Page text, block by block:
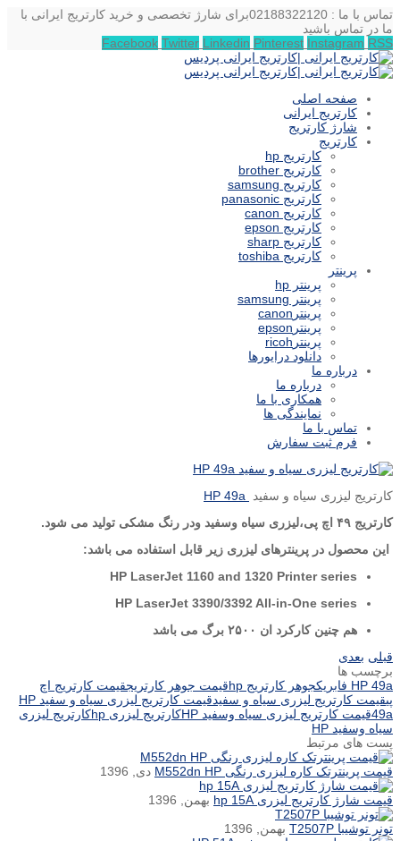
تماس با ما : 02188322120
برای شارژ تخصصی و خرید کارتریج ایرانی با
ما در تماس باشید
Facebook Twitter Linkedin Pinterest Instagram RSS
صفحه اصلی
کارتریج ایرانی
شارژ کارتریج
کارتریج
کارتریج hp
کارتریج brother
کارتریج samsung
کارتریج panasonic
کارتریج canon
کارتریج epson
کارتریج sharp
کارتریج toshiba
پرینتر
پرینتر hp
پرینتر samsung
پرینترcanon
پرینترepson
پرینترricoh
دانلود درایورها
درباره ما
درباره ما
همکاری با ما
نمایندگی ها
تماس با ما
فرم ثبت سفارش
کارتریج لیزری سیاه و سفید
کارتریج ۴۹ اچ پی،لیزری سیاه وسفید ودر رنگ مشکی تولید می شود.
این محصول در پرینترهای لیزری زیر قابل استفاده می باشد:
HP LaserJet 1160 and 1320 Printer series
HP LaserJet 3390/3392 All-in-One series
هم چنین کارکرد ان ۲۵۰۰ برگ می باشد
قبلی بعدی
برچسب ها
HP 49a فابریک
جوهر کارتریج hp قیمت جوهر کارتریجقیمت کارتریج اچ
پیقیمت کارتریج لیزری سیاه و سفید
قیمت کارتریج لیزری سیاه و سفید HP
49aقیمت کارتریج لیزری سیاه وسفید HP کارتریج لیزری hp
کارتریج لیزری
سیاه وسفید HP
پست های مرتبط
قیمت پرینترتک کاره لیزری رنگی M552dn HP
دی, 1396
قیمت شارژ کارتریج لیزری hp 15A
بهمن, 1396
تونر توشیبا T2507P
بهمن, 1396